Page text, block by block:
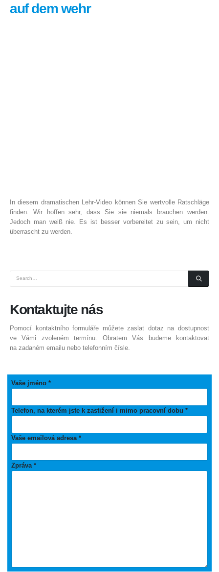
auf dem wehr
In diesem dramatischen Lehr-Video können Sie wertvolle Ratschläge
finden. Wir hoffen sehr, dass Sie sie niemals brauchen werden.
Jedoch man weiß nie. Es ist besser vorbereitet zu sein, um nicht
überrascht zu werden.
Kontaktujtenás
Pomocí kontaktního formuláře můžete zaslat dotaz na dostupnost
ve Vámi zvoleném termínu. Obratem Vás budeme kontaktovat
na zadaném emailu nebo telefonním čísle.
Vaše jméno *
Telefon, na kterém jste k zastižení i mimo pracovní dobu *
Vaše emailová adresa *
Zpráva *